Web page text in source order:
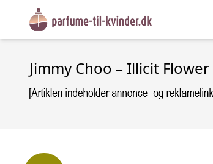
Jimmy Choo – Illicit